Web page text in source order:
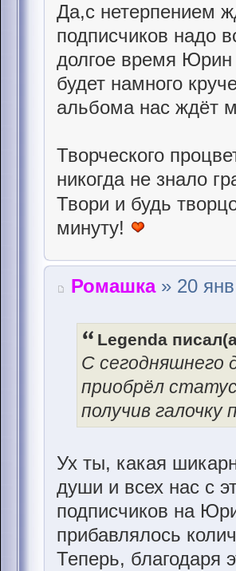
Да,с нетерпением
подписчиков надо
долгое время
будет намного
альбома нас ждёт
Творческого
никогда не знало
Твори и будь
минуту!
Ромашка» 20
Legenda
С сегодняшнего
приобрёл
получив галочку
Ух ты, какая
души и всех нас с
подписчиков на
прибавлялось
Теперь, благодаря